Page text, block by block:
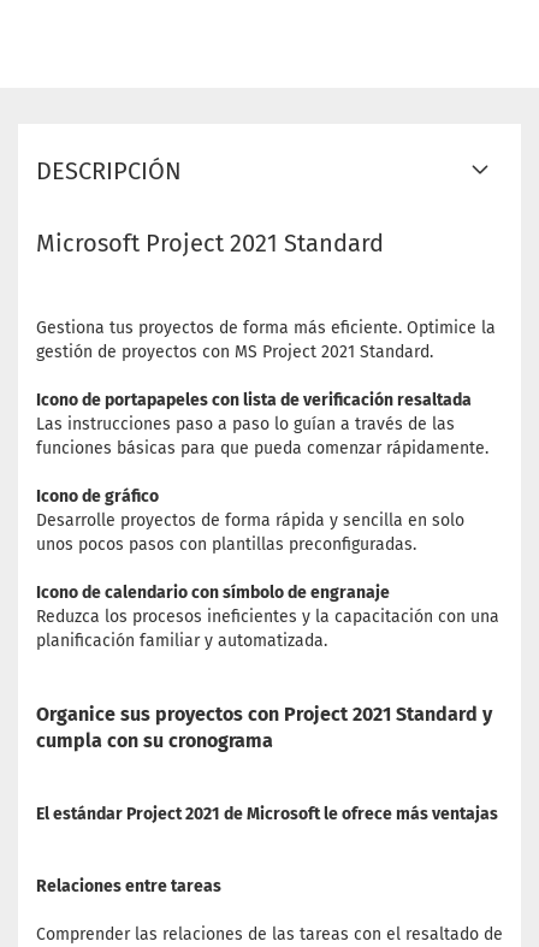
DESCRIPCIÓN
Microsoft Project 2021 Standard
Gestiona tus proyectos de forma más eficiente. Optimice la
gestión de proyectos con MS Project 2021 Standard.
Icono de portapapeles con lista de verificación resaltada
Las instrucciones paso a paso lo guían a través de las
funciones básicas para que pueda comenzar rápidamente.
Icono de gráfico
Desarrolle proyectos de forma rápida y sencilla en solo
unos pocos pasos con plantillas preconfiguradas.
Icono de calendario con símbolo de engranaje
Reduzca los procesos ineficientes y la capacitación con una
planificación familiar y automatizada.
Organice sus proyectos con Project 2021 Standard y
cumpla con su cronograma
El estándar Project 2021 de Microsoft le ofrece más ventajas
Relaciones entre tareas
Comprender las relaciones de las tareas con el resaltado de